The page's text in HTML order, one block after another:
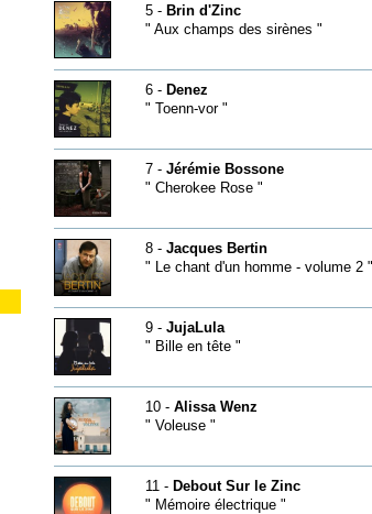
5 - Brin d'Zinc
" Aux champs des sirènes "
6 - Denez
" Toenn-vor "
7 - Jérémie Bossone
" Cherokee Rose "
8 - Jacques Bertin
" Le chant d'un homme - volume 2 "
9 - JujaLula
" Bille en tête "
10 - Alissa Wenz
" Voleuse "
11 - Debout Sur le Zinc
" Mémoire électrique "